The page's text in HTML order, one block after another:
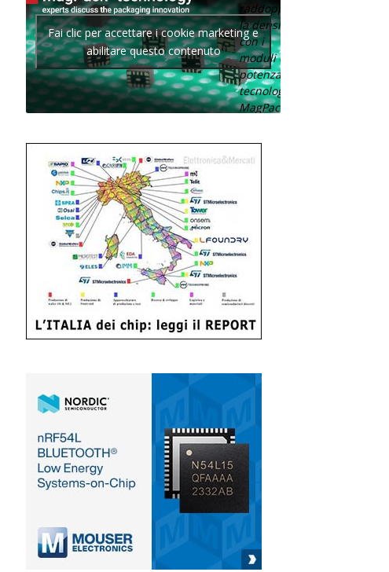
raddoppia
la densità
con i
moduli di
potenza con
tecnologia
MagPack.
Fai clic per accettare i cookie marketing e
abilitare questo contenuto